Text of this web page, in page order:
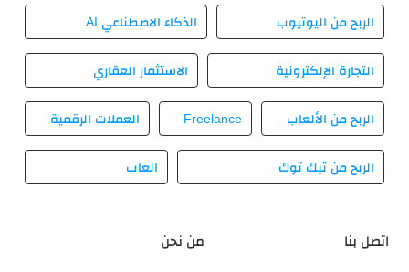
اتصل بنا من نحن
الربح من اليوتيوب الذكاء الاصطناعي AI
التجارة الإلكترونية الاستثمار العقاري
الربح من الألعاب Freelance العملات الرقمية
الربح من تيك توك العاب